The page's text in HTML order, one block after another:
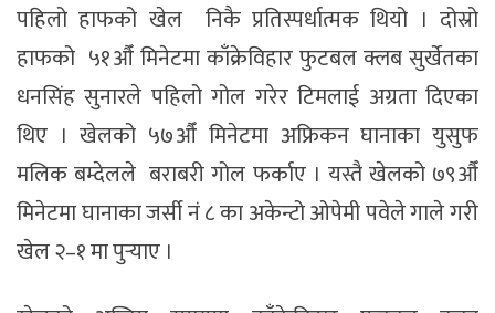
पहिलो हाफको खेल निकै प्रतिस्पर्धात्मक थियो । दोस्रो
हाफको ५१औँ मिनेटमा काँक्रेविहार फुटबल क्लब सुर्खेतका
धनसिंह सुनारले पहिलो गोल गरेर टिमलाई अग्रता दिएका
थिए । खेलको ५७औँ मिनेटमा अफ्रिकन घानाका युसुफ
मलिक बम्देलले बराबरी गोल फर्काए । यस्तै खेलको ७९औँ
मिनेटमा घानाका जर्सी नं ८ का अकेन्टो ओपेमी पवेले गाले गरी
खेल २–१ मा पुर्‍याए ।